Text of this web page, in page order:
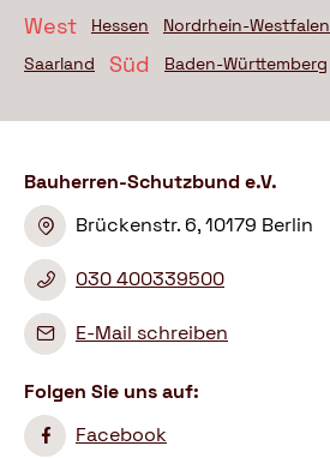
West Hessen Nordrhein-Westfalen
Saarland
Süd Baden-Württemberg
Bauherren-Schutzbund e.V.
Brückenstr. 6, 10179 Berlin
030 400339500
E-Mail schreiben
Folgen Sie uns auf:
Facebook